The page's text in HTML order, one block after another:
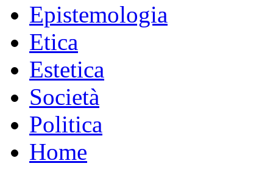
Epistemologia
Etica
Estetica
Società
Politica
Home